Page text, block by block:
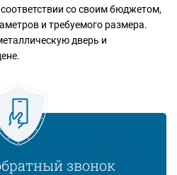
со своим бюджетом,
и требуемого размера.
дверь и
звонок